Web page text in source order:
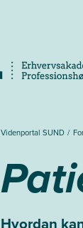
Videnportal SUND
Hvordan